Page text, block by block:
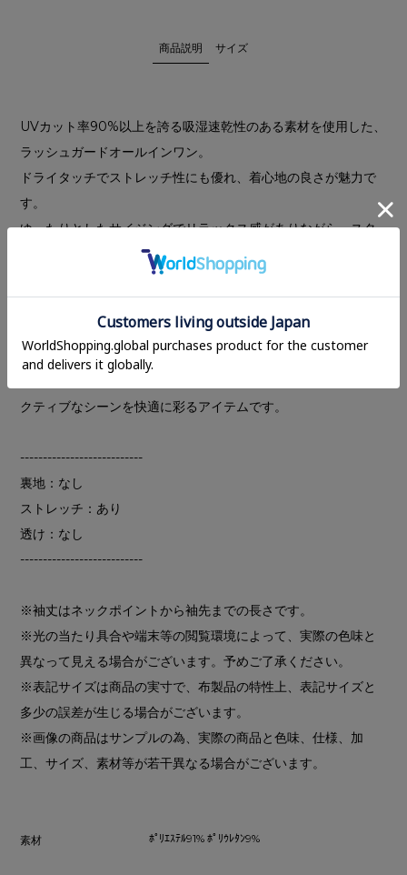
商品説明 サイズ
UVカット率90%以上を誇る吸湿速乾性のある素材を使用した、
ラッシュガードオールインワン。
ドライタッチでストレッチ性にも優れ、着心地の良さが魅力で
す。
ゆったりとしたサイジングでリラックス感がありながら、スタ
イルアップも叶える一枚です。
ぐるりゴム仕様のウエストは、内側のドローコードでサイズ調
整可能な袖口など、機能的なディテールも魅力。
コクーンフレアーシルエットのハーフパンツが脚のラインをす
クティブなシーンを快適に彩るアイテムです。
---------------------------
裏地：なし
ストレッチ：あり
透け：なし
---------------------------
※袖丈はネックポイントから袖先までの長さです。
※光の当たり具合や端末等の閲覧環境によって、実際の色味と
異なって見える場合がございます。予めご了承ください。
※表記サイズは商品の実寸で、布製品の特性上、表記サイズと
多少の誤差が生じる場合がございます。
※画像の商品はサンプルの為、実際の商品と色味、仕様、加
工、サイズ、素材等が若干異なる場合がございます。
素材 ﾎﾟﾘｴｽﾃﾙ91% ﾎﾟﾘｳﾚﾀﾝ9%